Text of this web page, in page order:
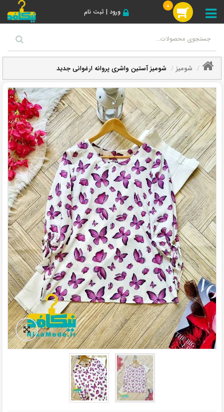
ورود | ثبت نام
0
شومیز شومیز آستین واشری پروانه ارغوانی جدید